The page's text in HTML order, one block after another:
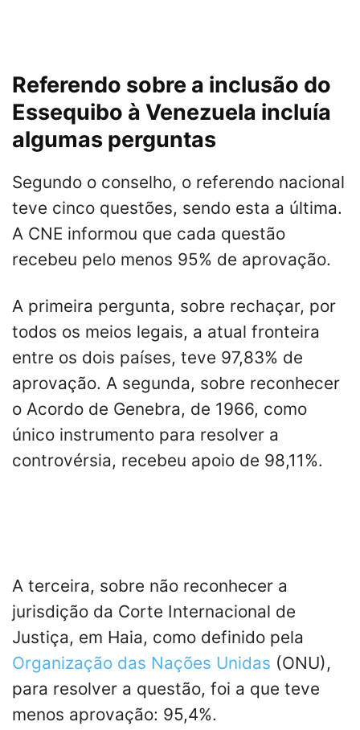
Referendo sobre a inclusão do
Essequibo à Venezuela incluía
algumas perguntas
Segundo o conselho, o referendo nacional
teve cinco questões, sendo esta a última.
A CNE informou que cada questão
recebeu pelo menos 95% de aprovação.
A primeira pergunta, sobre rechaçar, por
todos os meios legais, a atual fronteira
entre os dois países, teve 97,83% de
aprovação. A segunda, sobre reconhecer
o Acordo de Genebra, de 1966, como
único instrumento para resolver a
controvérsia, recebeu apoio de 98,11%.
A terceira, sobre não reconhecer a
jurisdição da Corte Internacional de
Justiça, em Haia, como definido pela
Organização das Nações Unidas (ONU),
para resolver a questão, foi a que teve
menos aprovação: 95,4%.